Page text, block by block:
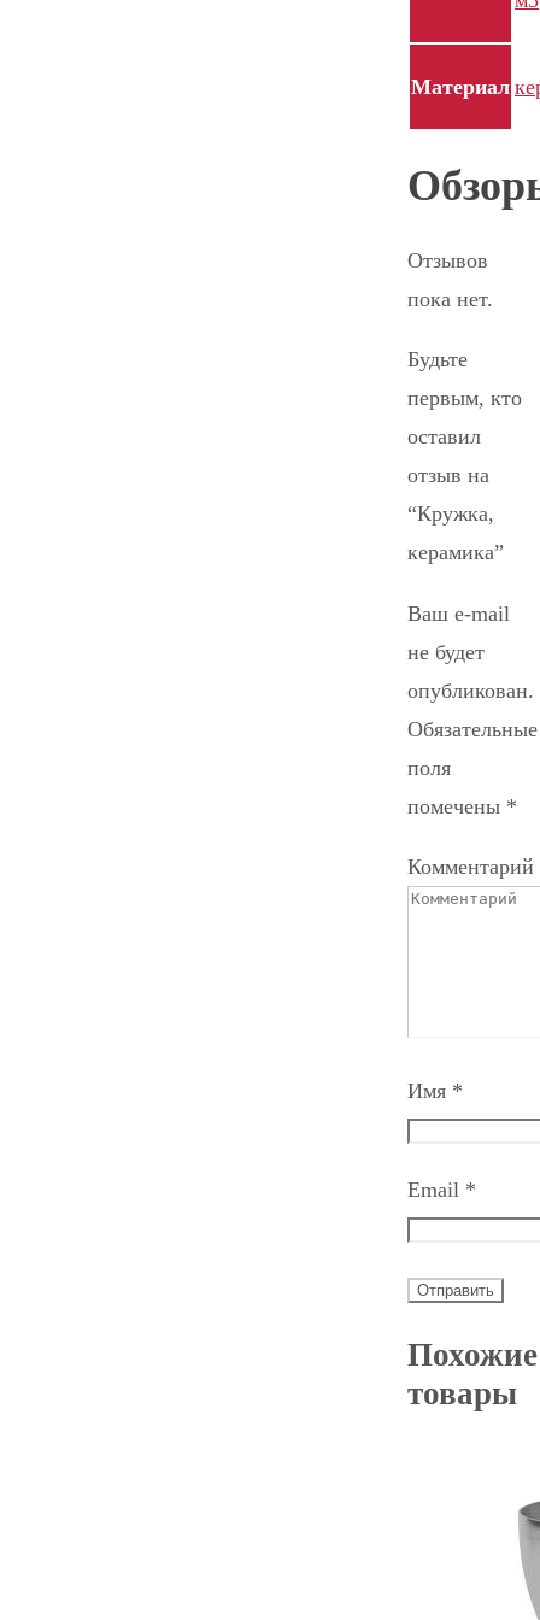
Материал
Отзывов
пока нет.
Будьте
первым, кто
оставил
отзыв на
“Кружка,
керамика”
Ваш e-mail
не будет
опубликован.
Обязательные
поля
помечены *
Комментарий
Имя *
Email *
Похожие
товары